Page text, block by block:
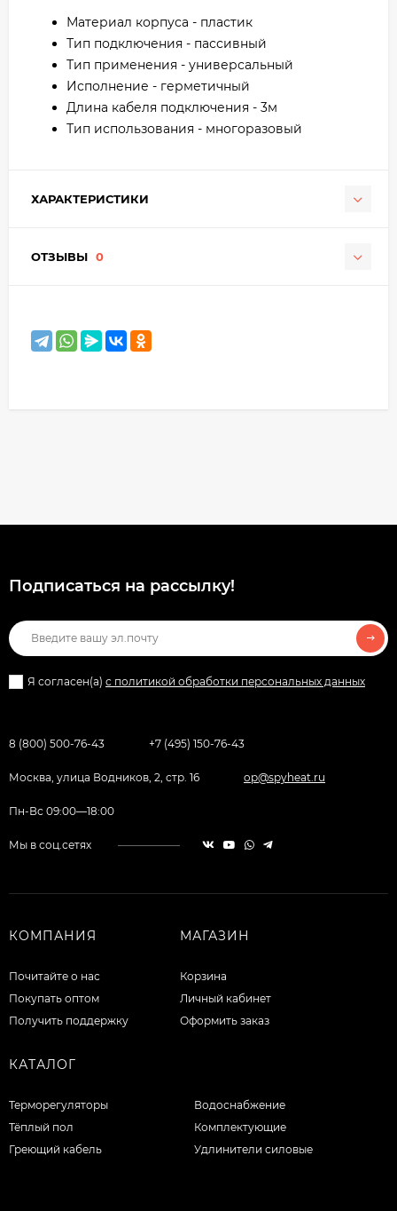
Материал корпуса - пластик
Тип подключения - пассивный
Тип применения - универсальный
Исполнение - герметичный
Длина кабеля подключения - 3м
Тип использования - многоразовый
ХАРАКТЕРИСТИКИ
ОТЗЫВЫ 0
Подписаться на рассылкy!
Я согласен(a) с политикой обработки персональных данных
8 (800) 500-76-43 +7 (495) 150-76-43
Москва, улица Водников, 2, стр. 16 op@spyheat.ru
Пн-Вс 09:00—18:00
Мы в соц.сетях
КОМПАНИЯ
Почитайте о нас
Покупать оптом
Получить поддержку
МАГАЗИН
Корзина
Личный кабинет
Оформить заказ
КАТАЛОГ
Терморегуляторы
Тёплый пол
Греющий кабель
Водоснабжение
Комплектующие
Удлинители силовые